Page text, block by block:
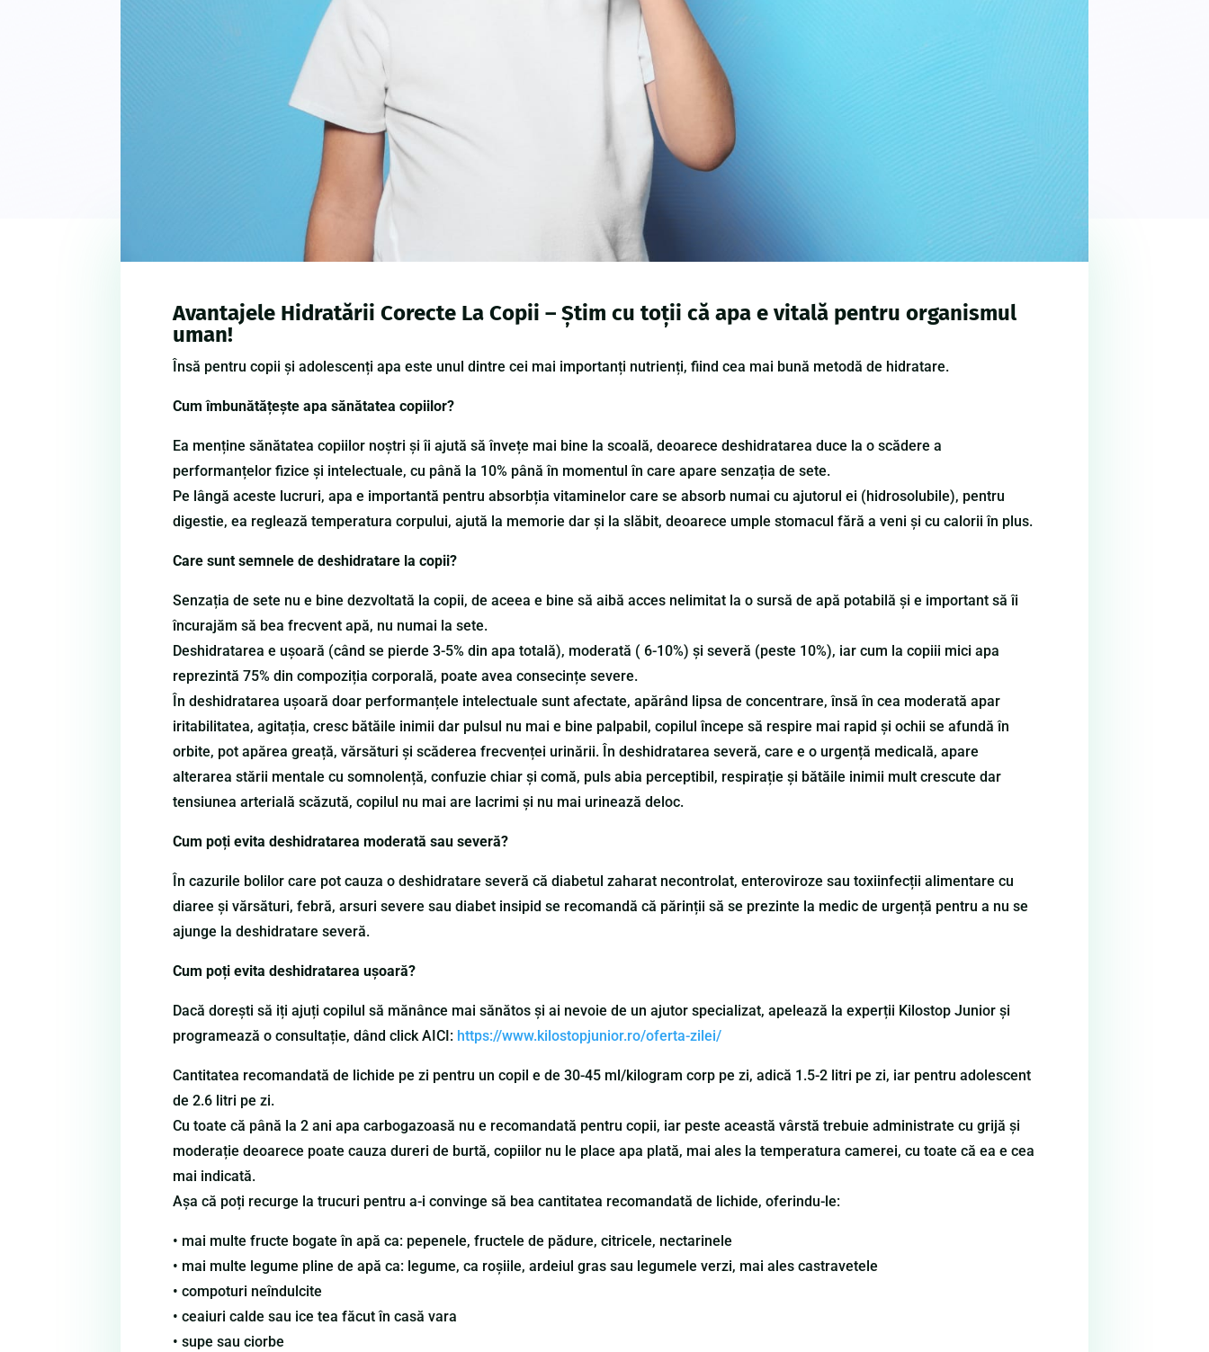
Avantajele Hidratării Corecte La Copii – Știm cu toții că apa e vitală pentru organismul
uman!
Însă pentru copii și adolescenți apa este unul dintre cei mai importanți nutrienți, fiind cea mai bună metodă de hidratare.
Cum îmbunătățește apa sănătatea copiilor?
Ea menține sănătatea copiilor noștri și îi ajută să învețe mai bine la scoală, deoarece deshidratarea duce la o scădere a
performanțelor fizice și intelectuale, cu până la 10% până în momentul în care apare senzația de sete.
Pe lângă aceste lucruri, apa e importantă pentru absorbția vitaminelor care se absorb numai cu ajutorul ei (hidrosolubile), pentru
digestie, ea reglează temperatura corpului, ajută la memorie dar și la slăbit, deoarece umple stomacul fără a veni și cu calorii în plus.
Care sunt semnele de deshidratare la copii?
Senzația de sete nu e bine dezvoltată la copii, de aceea e bine să aibă acces nelimitat la o sursă de apă potabilă și e important să îi
încurajăm să bea frecvent apă, nu numai la sete.
Deshidratarea e ușoară (când se pierde 3-5% din apa totală), moderată ( 6-10%) și severă (peste 10%), iar cum la copiii mici apa
reprezintă 75% din compoziția corporală, poate avea consecințe severe.
În deshidratarea ușoară doar performanțele intelectuale sunt afectate, apărând lipsa de concentrare, însă în cea moderată apar
iritabilitatea, agitația, cresc bătăile inimii dar pulsul nu mai e bine palpabil, copilul începe să respire mai rapid și ochii se afundă în
orbite, pot apărea greață, vărsături și scăderea frecvenței urinării. În deshidratarea severă, care e o urgență medicală, apare
alterarea stării mentale cu somnolență, confuzie chiar și comă, puls abia perceptibil, respirație și bătăile inimii mult crescute dar
tensiunea arterială scăzută, copilul nu mai are lacrimi și nu mai urinează deloc.
Cum poți evita deshidratarea moderată sau severă?
În cazurile bolilor care pot cauza o deshidratare severă că diabetul zaharat necontrolat, enteroviroze sau toxiinfecții alimentare cu
diaree și vărsături, febră, arsuri severe sau diabet insipid se recomandă că părinții să se prezinte la medic de urgență pentru a nu se
ajunge la deshidratare severă.
Cum poți evita deshidratarea ușoară?
Dacă dorești să iți ajuți copilul să mănânce mai sănătos și ai nevoie de un ajutor specializat, apelează la experții Kilostop Junior și
programează o consultație, dând click AICI: https://www.kilostopjunior.ro/oferta-zilei/
Cantitatea recomandată de lichide pe zi pentru un copil e de 30-45 ml/kilogram corp pe zi, adică 1.5-2 litri pe zi, iar pentru adolescent
de 2.6 litri pe zi.
Cu toate că până la 2 ani apa carbogazoasă nu e recomandată pentru copii, iar peste această vârstă trebuie administrate cu grijă și
moderație deoarece poate cauza dureri de burtă, copiilor nu le place apa plată, mai ales la temperatura camerei, cu toate că ea e cea
mai indicată.
Așa că poți recurge la trucuri pentru a-i convinge să bea cantitatea recomandată de lichide, oferindu-le:
• mai multe fructe bogate în apă ca: pepenele, fructele de pădure, citricele, nectarinele
• mai multe legume pline de apă ca: legume, ca roșiile, ardeiul gras sau legumele verzi, mai ales castravetele
• compoturi neîndulcite
• ceaiuri calde sau ice tea făcut în casă vara
• supe sau ciorbe